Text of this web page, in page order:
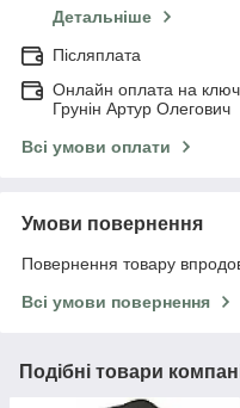
Детальніше
Післяплата
Онлайн оплата на
Грунін Артур Олегович
Всі умови оплати
Умови повернення
Повернення товару
Всі умови повернення
Подібні товари